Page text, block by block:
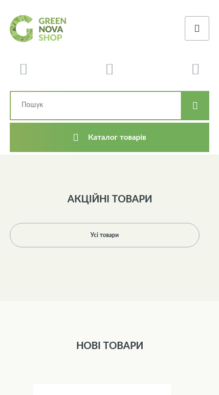
Каталог товарів
АКЦІЙНІ ТОВАРИ
Усі товари
НОВІ ТОВАРИ